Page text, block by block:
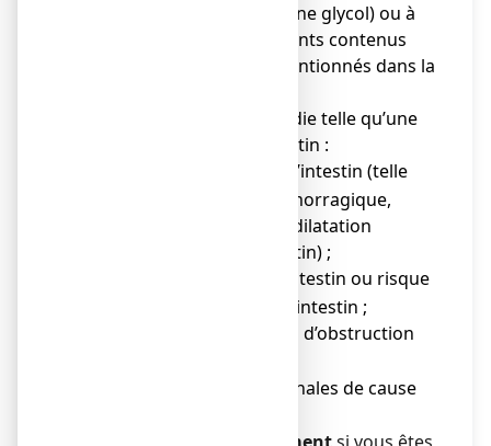
au macrogol (polyéthylène glycol) ou à
l’un des autres composants contenus
dans le médicament, mentionnés dans la
● Si vous avez une maladie telle qu’une
maladie sévère de l’intestin :
Inflammation de l’intestin (telle
que rectocolite hémorragique,
maladie de Crohn, dilatation
anormale de l’intestin) ;
Perforation de l’intestin ou risque
de perforation de l’intestin ;
Iléus ou suspicion d’obstruction
Douleurs abdominales de cause